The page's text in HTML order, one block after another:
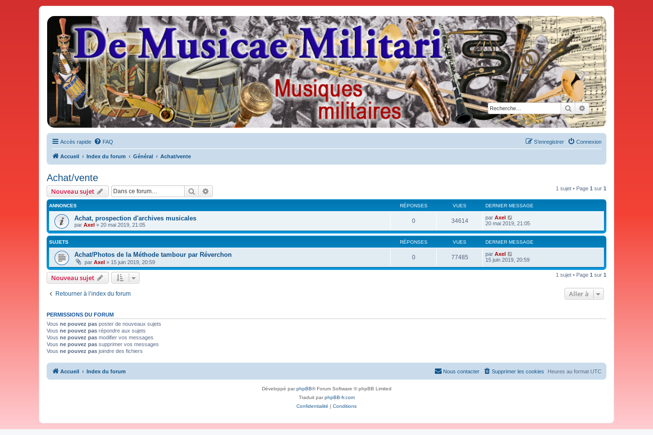
Rechercher
Recherche avancée
De Musicae Militari - Forums
Forums de discussions
Accès rapide FAQ Connexion
S’enregistrer
Accueil Index du forum Général Achat/vente
Achat/vente
Nouveau sujet Rechercher 1 sujet • Page 1 sur 1
ANNONCES RÉPONSES VUES DERNIER MESSAGE
Achat, prospection d'archives musicales
par Axel » 20 mai 2019, 21:05
0 34614 par Axel
20 mai 2019, 21:05
SUJETS RÉPONSES VUES DERNIER MESSAGE
Achat/Photos de la Méthode tambour par Réverchon
par Axel » 15 juin 2019, 20:59
0 77485 par Axel
15 juin 2019, 20:59
Nouveau sujet 1 sujet • Page 1 sur 1
Retourner à l’index du forum Aller à
PERMISSIONS DU FORUM
Vous ne pouvez pas poster de nouveaux sujets
Vous ne pouvez pas répondre aux sujets
Vous ne pouvez pas modifier vos messages
Vous ne pouvez pas supprimer vos messages
Vous ne pouvez pas joindre des fichiers
Accueil Index du forum Heures au format UTC
Supprimer les cookies
Nous contacter
Développé parphpBB® Forum Software © phpBB Limited
Traduit parphpBB-fr.com
Confidentialité | Conditions